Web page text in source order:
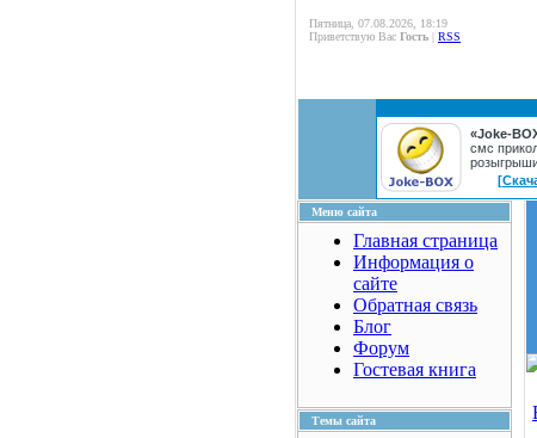
Пятница, 07.08.2026, 18:19
Приветствую Вас Гость | RSS
«Joke-
смс
Меню сайта
Главная страница
Информация о
сайте
Обратная связь
Блог
Форум
Гостевая книга
Темы сайта